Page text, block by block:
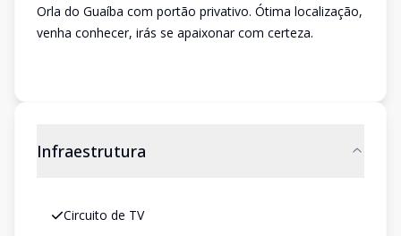
Orla do Guaíba com portão privativo. Ótima localização,
venha conhecer, irás se apaixonar com certeza.
Infraestrutura
Circuito de TV